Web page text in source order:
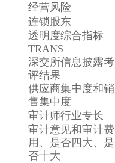
经营风险
连锁股东
透明度综合指标
TRANS
深交所信息披露考
评结果
供应商集中度和销
售集中度
审计师行业专长
审计意见和审计费
用、是否四大、是
否十大